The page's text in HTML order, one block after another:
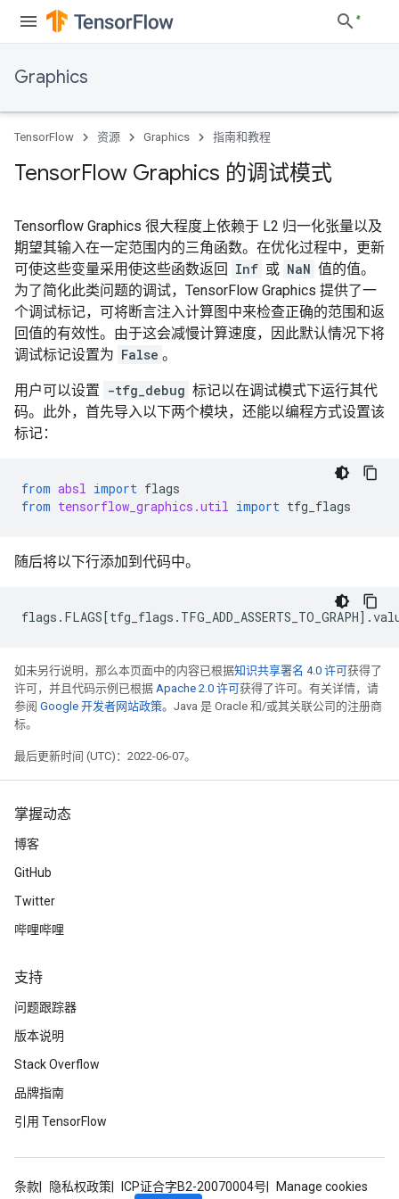
Graphics
TensorFlow 资源 Graphics 指南和教程
TensorFlow Graphics 的调试模式
Tensorflow Graphics 很大程度上依赖于 L2 归一化张量以及
期望其输入在一定范围内的三角函数。在优化过程中，更新
可使这些变量采用使这些函数返回 Inf 或 NaN 值的值。
为了简化此类问题的调试，TensorFlow Graphics 提供了一
个调试标记，可将断言注入计算图中来检查正确的范围和返
回值的有效性。由于这会减慢计算速度，因此默认情况下将
调试标记设置为 False 。
用户可以设置 -tfg_debug 标记以在调试模式下运行其代
码。此外，首先导入以下两个模块，还能以编程方式设置该
标记：
from absl import flags
from tensorflow_graphics.util import tfg_flags
随后将以下行添加到代码中。
flags . FLAGS[tfg_flags . TFG_ADD_ASSERTS_TO_GRAPH] .
如未另行说明，那么本页面中的内容已根据知识共享署名 4.0 许可获得了
许可，并且代码示例已根据 Apache 2.0 许可获得了许可。有关详情，请
参阅 Google 开发者网站政策。Java 是 Oracle 和/或其关联公司的注册商
标。
最后更新时间 (UTC)：2022-06-07。
掌握动态
博客
GitHub
Twitter
哔哩哔哩
支持
问题跟踪器
版本说明
Stack Overflow
品牌指南
引用 TensorFlow
条款 隐私权政策 ICP证合字B2-20070004号 Manage cookies